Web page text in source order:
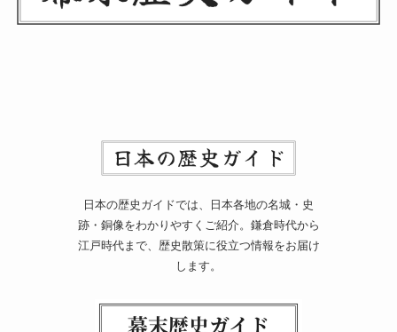
日本の歴史ガイドでは、日本各地の名城・史
跡・銅像をわかりやすくご紹介。鎌倉時代から
江戸時代まで、歴史散策に役立つ情報をお届け
します。